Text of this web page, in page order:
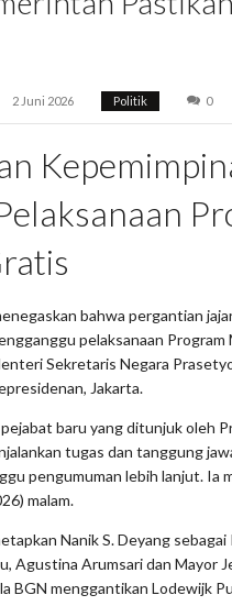
2 Juni 2026 Politik 0
bahwa pergantian
pelaksanaan
Sekretaris Negara
Jakarta.
baru yang ditunjuk oleh
tugas dan tanggung
pengumuman lebih lanjut. Ia
malam.
Nanik S. Deyang
Agustina Arumsari dan Mayor
BGN menggantikan Lodewijk